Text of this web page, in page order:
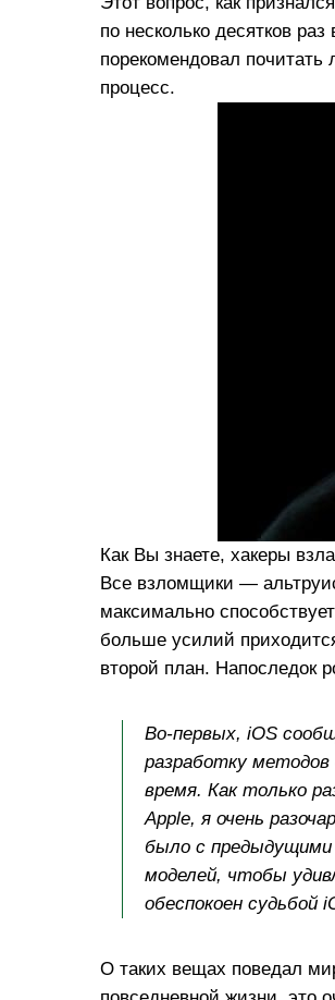
по несколько десятков
порекомендовал
процесс.
Как Вы знаете, хакеры
Все взломщики —
максимально
больше усилий
второй план. Напоследок
Во-первых, iOS
разработку методов
время. Как только
Apple, я очень
было с предыдущими
моделей, чтобы
обеспокоен судьбой
О таких вещах поведал